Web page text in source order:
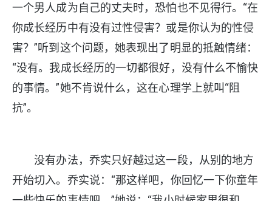
一个男人成为自己的丈夫时，恐怕也不见得行。“在
你成长经历中有没有过性侵害？或是你认为的性侵
害？”听到这个问题，她表现出了明显的抵触情绪：
“没有。我成长经历的一切都很好，没有什么不愉快
的事情。”她不肯说什么，这在心理学上就叫“阻
抗”。
没有办法，乔实只好越过这一段，从别的地方
开始切入。乔实说：“那这样吧，你回忆一下你童年